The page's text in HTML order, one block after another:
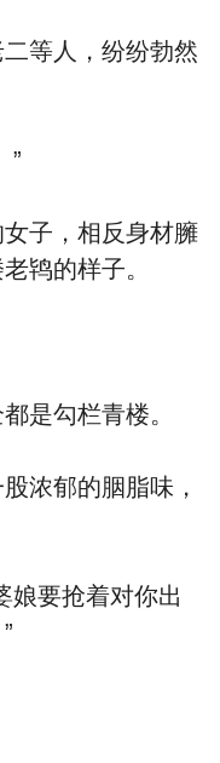
等人，纷纷勃然
”
子，相反身材臃
鸨的样子。
是勾栏青楼。
浓郁的胭脂味，
娘要抢着对你出